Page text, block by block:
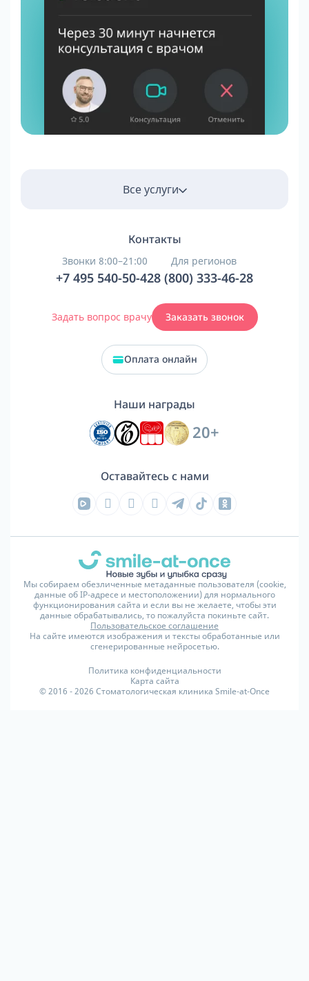
Все услуги
Контакты
Звонки 8:00–21:00
+7 495 540-50-42
Для регионов
8 (800) 333-46-28
Задать вопрос врачу Заказать звонок
Оплата онлайн
Наши награды
20+
Оставайтесь с нами
Мы собираем обезличенные метаданные пользователя (cookie,
данные об IP-адресе и местоположении) для нормального
функционирования сайта и если вы не желаете, чтобы эти
данные обрабатывались, то пожалуйста покиньте сайт.
Пользовательское соглашение
На сайте имеются изображения и тексты обработанные или
сгенерированные нейросетью.
© 2016 - 2026 Стоматологическая клиника Smile-at-Once
Карта сайта
Политика конфиденциальности